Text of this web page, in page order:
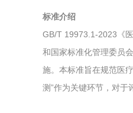
标准介绍
GB/T 19973.1-2023《
和国家标准化管理委员
施。本标准旨在规范医
测”作为关键环节，对于